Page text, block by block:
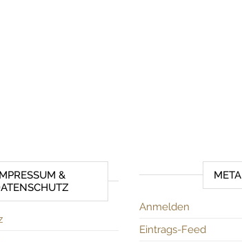
&
META
Anmelden
Eintrags-Feed